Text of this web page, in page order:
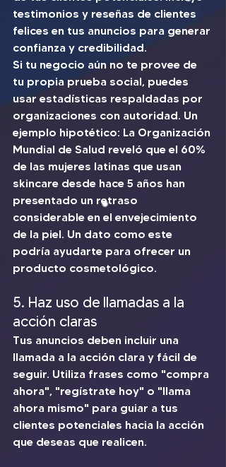
testimonios y reseñas de clientes
felices en tus anuncios para generar
confianza y credibilidad.
Si tu negocio aún no te provee de
tu propia prueba social, puedes
usar estadísticas respaldadas por
organizaciones con autoridad. Un
ejemplo hipotético: La Organización
Mundial de Salud reveló que el 60%
de las mujeres latinas que usan
skincare desde hace 5 años han
presentado un retraso
considerable en el envejecimiento
de la piel. Un dato como este
podría ayudarte para ofrecer un
producto cosmetológico.
5. Haz uso de llamadas a la
acción claras
Tus anuncios deben incluir una
llamada a la acción clara y fácil de
seguir. Utiliza frases como "compra
ahora", "regístrate hoy" o "llama
ahora mismo" para guiar a tus
clientes potenciales hacia la acción
que deseas que realicen.